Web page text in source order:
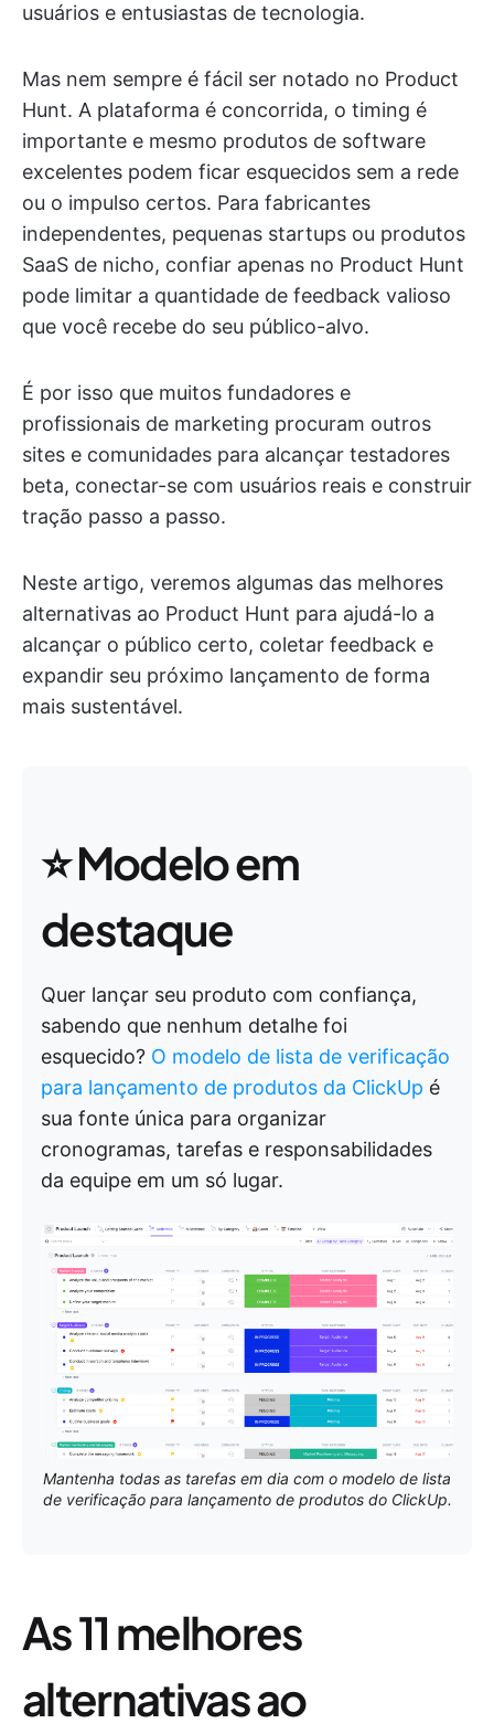
usuários e entusiastas de tecnologia.
Mas nem sempre é fácil ser notado no Product
Hunt. A plataforma é concorrida, o timing é
importante e mesmo produtos de software
excelentes podem ficar esquecidos sem a rede
ou o impulso certos. Para fabricantes
independentes, pequenas startups ou produtos
SaaS de nicho, confiar apenas no Product Hunt
pode limitar a quantidade de feedback valioso
que você recebe do seu público-alvo.
É por isso que muitos fundadores e
profissionais de marketing procuram outros
sites e comunidades para alcançar testadores
beta, conectar-se com usuários reais e construir
tração passo a passo.
Neste artigo, veremos algumas das melhores
alternativas ao Product Hunt para ajudá-lo a
alcançar o público certo, coletar feedback e
expandir seu próximo lançamento de forma
mais sustentável.
⭐ Modelo em
destaque
Quer lançar seu produto com confiança,
sabendo que nenhum detalhe foi
esquecido? O modelo de lista de verificação
para lançamento de produtos da ClickUp é
sua fonte única para organizar
cronogramas, tarefas e responsabilidades
da equipe em um só lugar.
Mantenha todas as tarefas em dia com o modelo de lista
de verificação para lançamento de produtos do ClickUp.
As 11 melhores
alternativas ao